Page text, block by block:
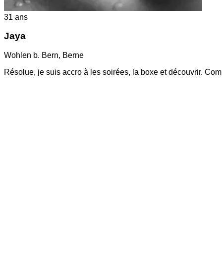
31 ans
Jaya
Wohlen b. Bern, Berne
Résolue, je suis accro à les soirées, la boxe et découvrir.